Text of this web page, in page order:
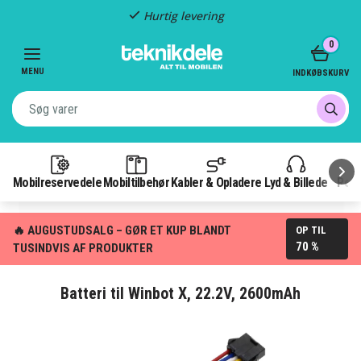
Hurtig levering
MENU
Mobilreservedele Mobiltilbehør Kabler & Opladere Lyd & Billede
0
INDKØBSKURV
🔥 AUGUSTUDSALG – GØR ET KUP BLANDT
TUSINDVIS AF PRODUKTER
OP TIL
70 %
Batteri til Winbot X, 22.2V, 2600mAh